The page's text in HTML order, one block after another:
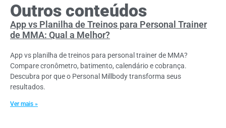
Outros conteúdos
App vs Planilha de Treinos para Personal Trainer
de MMA: Qual a Melhor?
App vs planilha de treinos para personal trainer de MMA?
Compare cronômetro, batimento, calendário e cobrança.
Descubra por que o Personal Millbody transforma seus
resultados.
Ver mais »